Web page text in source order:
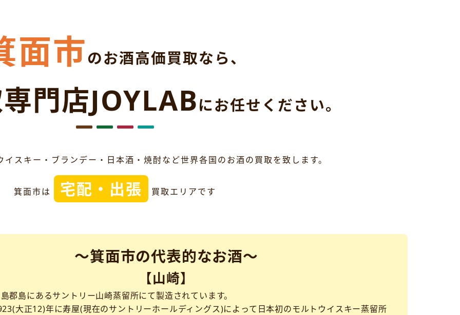
面市のお酒高価買取なら、
門店JOYLABにお任せください。
スキー・ブランデー・日本酒・焼酎など世界各国のお酒の買取を致します。
箕面市は 宅配・出張 買取エリアです
～箕面市の代表的なお酒～
【山崎】
郡島にあるサントリー山崎蒸留所にて製造されています。
大正12)年に寿屋(現在のサントリーホールディングス)によって日本初のモルトウイスキー蒸留所